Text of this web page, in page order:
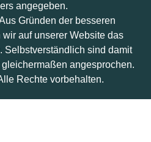
angegeben.
Gründen der besseren
auf unserer Website das
Selbstverständlich sind damit
angesprochen.
Rechte vorbehalten.